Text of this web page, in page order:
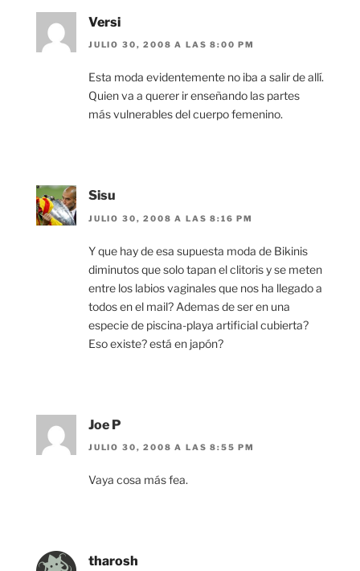
Versi
JULIO 30, 2008 A LAS 8:00 PM
Esta moda evidentemente no iba a salir de allí.
Quien va a querer ir enseñando las partes
más vulnerables del cuerpo femenino.
Sisu
JULIO 30, 2008 A LAS 8:16 PM
Y que hay de esa supuesta moda de Bikinis
diminutos que solo tapan el clitoris y se meten
entre los labios vaginales que nos ha llegado a
todos en el mail? Ademas de ser en una
especie de piscina-playa artificial cubierta?
Eso existe? está en japón?
Joe P
JULIO 30, 2008 A LAS 8:55 PM
Vaya cosa más fea.
tharosh